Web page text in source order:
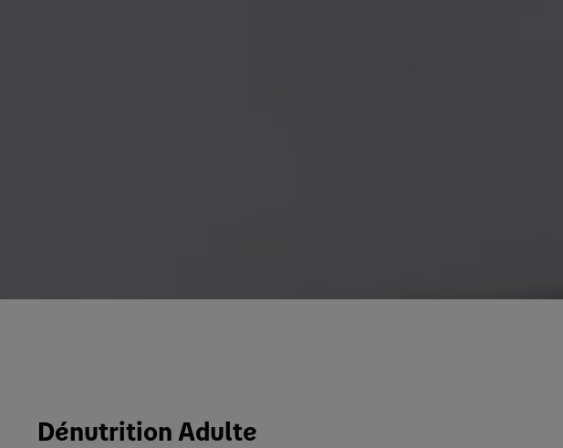
Dénutrition Adulte